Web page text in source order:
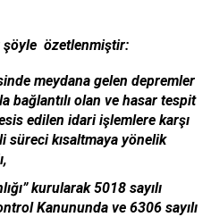
şöyle özetlenmiştir:
meydana gelen depremler
bağlantılı olan ve hasar tespit
edilen idari işlemlere karşı
süreci kısaltmaya yönelik
kurularak 5018 sayılı
Kanununda ve 6306 sayılı